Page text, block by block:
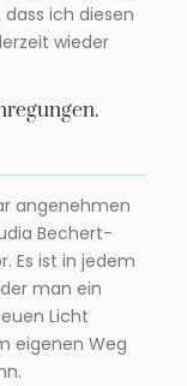
ich diesen
wieder
angenehmen
Bechert-
Es ist in jedem
man ein
Licht
eigenen Weg